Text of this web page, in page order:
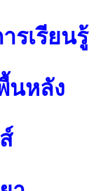
รเรียนรู้
นหลัง